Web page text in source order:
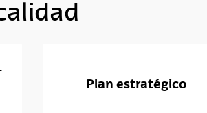
Plan estratégico